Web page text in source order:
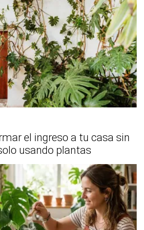
el ingreso a tu casa sin
usando plantas